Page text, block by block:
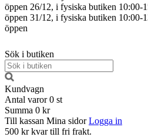
öppen 26/12, i fysiska butiken 10:00-
öppen 31/12, i fysiska butiken 10:00-
öppen
Sök i butiken
Kundvagn
Antal varor 0 st
Summa 0 kr
Till kassan Mina sidor Logga in
500 kr kvar till fri frakt.